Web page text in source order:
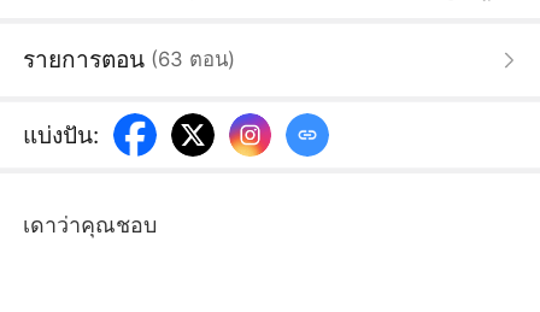
หลังจากนั้นห้าปี สุชดากลับประเทศ เจอกับณรงค์ฤทธิ์อีก
อีกต่อไป แม้จะโกรธแค้นที่สุชดาทอดทิ้งเขาไป แต่ก็ห้าม
ใจไม่ให้รักสุชดาไม่ได้...
รายการตอน (63 ตอน)
แบ่งปัน:
เดาว่าคุณชอบ